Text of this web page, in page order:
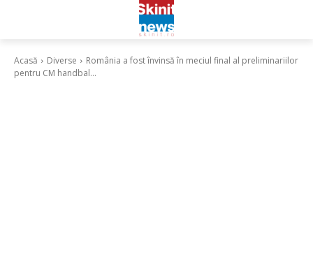
Acasă Diverse
România a fost învinsă în meciul final al preliminariilor
pentru CM handbal...